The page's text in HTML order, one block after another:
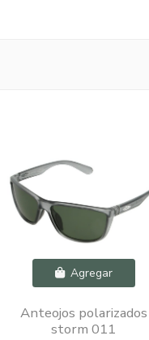
Agregar
Anteojos polarizados
storm 011